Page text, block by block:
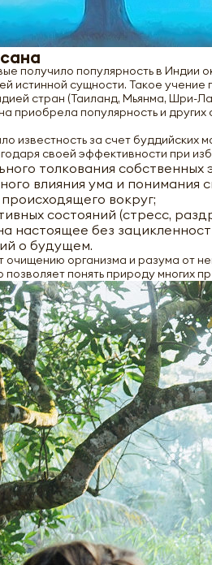
получило популярность в Индии
истинной сущности. Такое учение
стран (Таиланд, Мьянма, Шри-
приобрела популярность и
известность за счет
своей эффективности при
толкования собственных
влияния ума и понимания
вокруг;
состояний (стресс,
настоящее без
о будущем.
организма и разума от
позволяет понять природу многих